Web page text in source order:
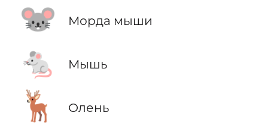
🐭 Морда мыши
🐁 Мышь
🦌 Олень